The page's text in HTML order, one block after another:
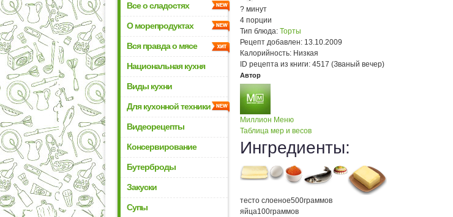
Все о сладостях
О морепродуктах
Вся правда о мясе
Национальная кухня
Виды кухни
Для кухонной техники
Видеорецепты
Консервирование
Бутерброды
Закуски
Супы
? минут
4 порции
Тип блюда: Торты
Рецепт добавлен: 13.10.2009
Калорийность: Низкая
ID рецепта из книги: 4517 (Званый вечер)
Автор
Миллион Меню
Таблица мер и весов
Ингредиенты:
тесто слоеное500граммов
яйца100граммов